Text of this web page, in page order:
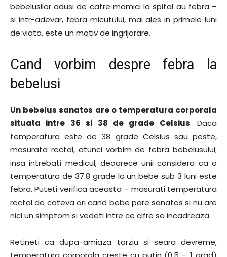
bebelusilor adusi de catre mamici la spital au febra –
si intr-adevar, febra micutului, mai ales in primele luni
de viata, este un motiv de ingrijorare.
Cand vorbim despre febra la
bebelusi
Un bebelus sanatos are o temperatura corporala
situata intre 36 si 38 de grade Celsius. Daca
temperatura este de 38 grade Celsius sau peste,
masurata rectal, atunci vorbim de febra bebelusului;
insa intrebati medicul, deoarece unii considera ca o
temperatura de 37.8 grade la un bebe sub 3 luni este
febra. Puteti verifica aceasta – masurati temperatura
rectal de cateva ori cand bebe pare sanatos si nu are
nici un simptom si vedeti intre ce cifre se incadreaza.
Retineti ca dupa-amiaza tarziu si seara devreme,